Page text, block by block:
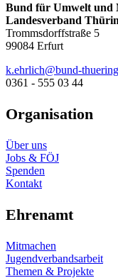
Bund für Umwelt und
Landesverband
Trommsdorffstraße 5
99084 Erfurt
ed.negnireuht-
0361 - 555 03 44
Organisation
Über uns
Jobs & FÖJ
Spenden
Kontakt
Ehrenamt
Mitmachen
Jugendverbandsarbeit
Themen & Projekte